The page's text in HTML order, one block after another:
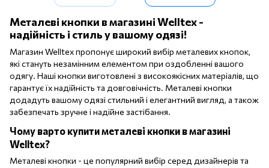
Металеві кнопки в магазині Welltex -
надійність і стиль у вашому одязі!
Магазин Welltex пропонує широкий вибір металевих кнопок,
які стануть незамінним елементом при оздобленні вашого
одягу. Наші кнопки виготовлені з високоякісних матеріалів, що
гарантує їх надійність та довговічність. Металеві кнопки
додадуть вашому одязі стильний і елегантний вигляд, а також
забезпечать зручне і надійне застібання.
Чому варто купити металеві кнопки в магазині
Welltex?
Металеві кнопки - це популярний вибір серед дизайнерів та